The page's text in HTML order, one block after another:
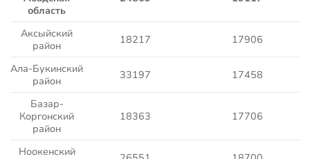
область
Аксыйский
район
18217 17906
Ала-Букинский
район
33197 17458
Базар-
Коргонский
район
18363 17706
Ноокенский